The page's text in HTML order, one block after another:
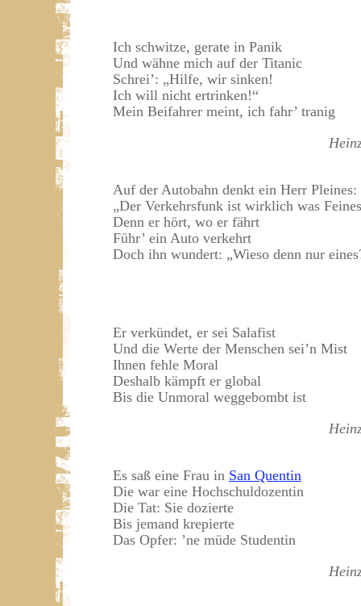
Ich schwitze, gerate in Panik
Und wähne mich auf der Titanic
Schrei’: „Hilfe, wir sinken!
Ich will nicht ertrinken!“
Mein Beifahrer meint, ich fahr’ tranig
Auf der Autobahn denkt ein Herr Pleines:
„Der Verkehrsfunk ist wirklich was
Denn er hört, wo er fährt
Führ’ ein Auto verkehrt
Doch ihn wundert: „Wieso denn nur
Er verkündet, er sei Salafist
Und die Werte der Menschen sei’n Mist
Ihnen fehle Moral
Deshalb kämpft er global
Bis die Unmoral weggebombt ist
Es saß eine Frau in San Quentin
Die war eine Hochschuldozentin
Die Tat: Sie dozierte
Bis jemand krepierte
Das Opfer: ’ne müde Studentin